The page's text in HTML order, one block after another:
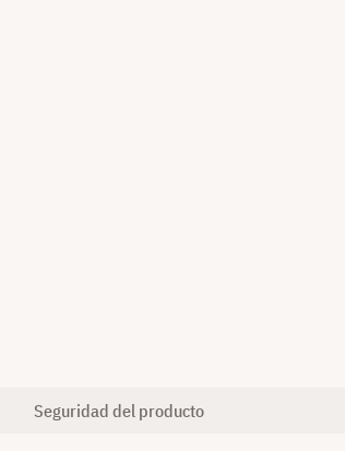
Seguridad del producto